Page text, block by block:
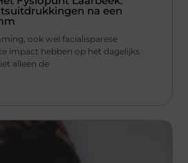
na een
ook wel facialisparese
impact hebben op het dagelijks
alleen de